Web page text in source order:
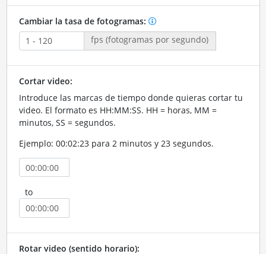
Cambiar la tasa de fotogramas:
fps (fotogramas por segundo)
Cortar video:
Introduce las marcas de tiempo donde quieras cortar tu
video. El formato es HH:MM:SS. HH = horas, MM =
minutos, SS = segundos.
Ejemplo: 00:02:23 para 2 minutos y 23 segundos.
to
Rotar video (sentido horario):